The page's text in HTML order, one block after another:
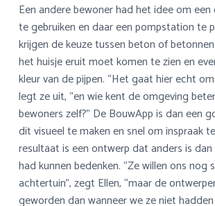
Een andere bewoner had het idee om
te gebruiken en daar een pompstation te
krijgen de keuze tussen beton of
het huisje eruit moet komen te zien en
kleur van de pijpen. “Het gaat hier echt
legt ze uit, “en wie kent de omgeving
bewoners zelf?” De BouwApp is dan een
dit visueel te maken en snel om inspraak
resultaat is een ontwerp dat anders is
had kunnen bedenken. “Ze willen ons nog
achtertuin”, zegt Ellen, “maar de
geworden dan wanneer we ze niet